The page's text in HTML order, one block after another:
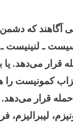
آگاهند که
ـ لنینیست ـ
قرار می‌دهد. یا
کمونیست را
قرار می‌دهد.
لیبرالیزم،